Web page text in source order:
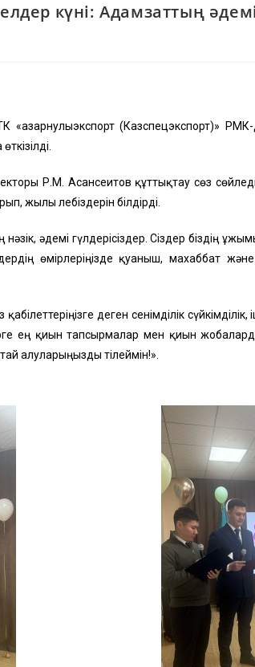
күні: Адамзаттың
«Қазарнулыэкспорт (Казспецэкспорт)»
Р.М. Асансеитов құттықтау сөз
жылы лебіздерін білдірді.
әдемі гүлдерісіздер. Сіздер біздің
өмірлеріңізде қуаныш, махаббат
деген сенімділік
ең қиын тапсырмалар мен қиын
алуларыңызды тілеймін!».